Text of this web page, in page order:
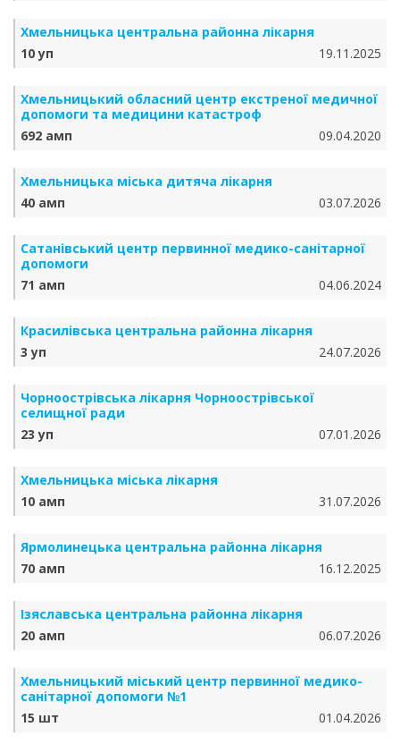
Хмельницька центральна районна лікарня
10 уп
19.11.2025
Хмельницький обласний центр екстреної медичної
допомоги та медицини катастроф
692 амп
09.04.2020
Хмельницька міська дитяча лікарня
40 амп
03.07.2026
Сатанівський центр первинної медико-санітарної
допомоги
71 амп
04.06.2024
Красилівська центральна районна лікарня
3 уп
24.07.2026
Чорноострівська лікарня Чорноострівської
селищної ради
23 уп
07.01.2026
Хмельницька міська лікарня
10 амп
31.07.2026
Ярмолинецька центральна районна лікарня
70 амп
16.12.2025
Ізяславська центральна районна лікарня
20 амп
06.07.2026
Хмельницький міський центр первинної медико-
санітарної допомоги №1
15 шт
01.04.2026